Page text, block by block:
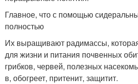
Главное, что с помощью
полностью
Их выращивают радимассы,
для жизни и питания почвенных
грибков, червей, полезных
в, обогреет, притенит, защитит.